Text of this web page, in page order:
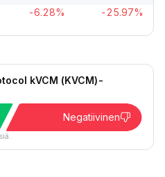
-6.28% -25.97%
kVCM (KVCM)-
Negatiivinen